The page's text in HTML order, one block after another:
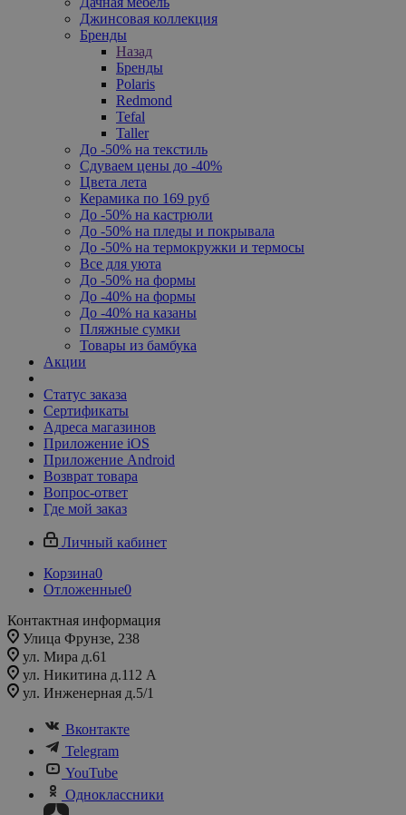
Джинсовая коллекция
Бренды
Назад
Бренды
Polaris
Redmond
Tefal
Taller
До -50% на текстиль
Сдуваем цены до -40%
Цвета лета
Керамика по 169 руб
До -50% на кастрюли
До -50% на пледы и покрывала
До -50% на термокружки и термосы
Все для уюта
До -50% на формы
До -40% на формы
До -40% на казаны
Пляжные сумки
Товары из бамбука
Акции
Статус заказа
Сертификаты
Адреса магазинов
Приложение iOS
Приложение Android
Возврат товара
Вопрос-ответ
Где мой заказ
Личный кабинет
Корзина0
Отложенные0
Контактная информация
Улица Фрунзе, 238​
ул. Мира д.61
ул. Никитина д.112 А
ул. Инженерная д.5/1
Вконтакте
Telegram
YouTube
Одноклассники